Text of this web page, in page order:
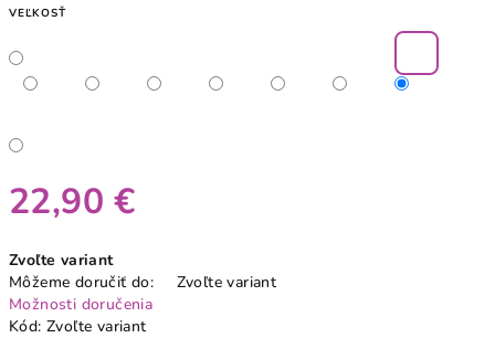
VEĽKOSŤ
22,90 €
cena:
Zvoľte variant
Môžeme doručiť do:
Zvoľte variant
Možnosti doručenia
Kód: Zvoľte variant